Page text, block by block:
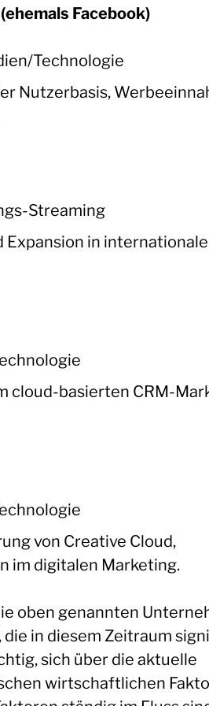
Facebook)
Technologie
Nutzerbasis,
Streaming
Expansion in internationale
cloud-basierten CRM-
von Creative Cloud,
im digitalen Marketing.
oben genannten
die in diesem Zeitraum
sich über die aktuelle
wirtschaftlichen